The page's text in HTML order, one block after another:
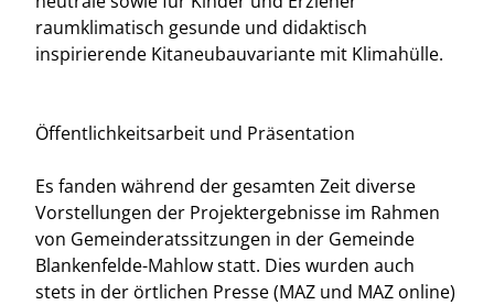
raumklimatisch gesunde und didaktisch
inspirierende Kitaneubauvariante mit Klimahülle.
Öffentlichkeitsarbeit und Präsentation
Es fanden während der gesamten Zeit diverse
Vorstellungen der Projektergebnisse im Rahmen
von Gemeinderatssitzungen in der Gemeinde
Blankenfelde-Mahlow statt. Dies wurden auch
stets in der örtlichen Presse (MAZ und MAZ online)